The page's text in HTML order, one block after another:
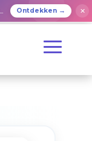
Ontdekken → ✕